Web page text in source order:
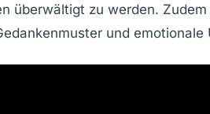
überwältigt zu werden.
und